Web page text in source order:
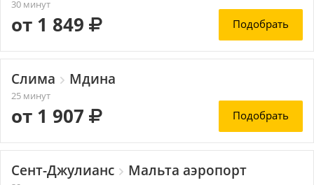
30 минут
от 1 849 Подобрать
Слима Мдина
25 минут
от 1 907 Подобрать
Сент-Джулианс Мальта аэропорт